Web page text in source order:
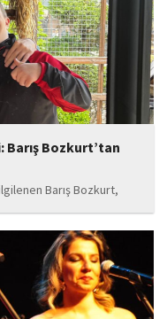
Barış Bozkurt’tan
Barış Bozkurt,
camiasının hem de
mutluluk en güzel